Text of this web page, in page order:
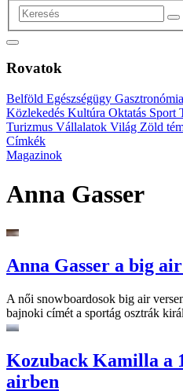
Rovatok
Belföld Egészségügy Gasztronómia
Közlekedés Kultúra Oktatás Sport
Turizmus Vállalatok Világ Zöld
Címkék
Magazinok
Anna Gasser
Anna Gasser a big
A női snowboardosok big air
bajnoki címét a sportág osztrák
Kozuback Kamilla a
airben